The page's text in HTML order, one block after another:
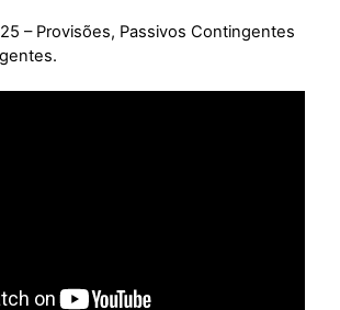
– Provisões, Passivos Contingentes